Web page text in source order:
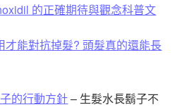
的正確期待與觀念科普文
才能對抗掉髮? 頭髮真的還能長
的行動方針– 生髮水長鬍子不